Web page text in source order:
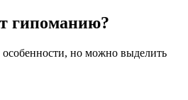
гипоманию?
но можно выделить